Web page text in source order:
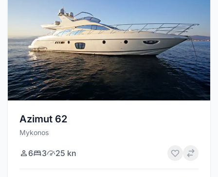
Azimut 62
Mykonos
6 3 25 kn